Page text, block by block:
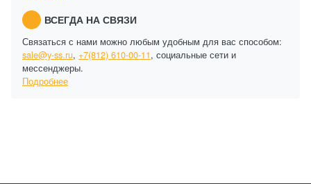
ВСЕГДА НА СВЯЗИ
Связаться с нами можно любым удобным для вас способом:
sale@y-ss.ru, +7(812) 610-00-11, социальные сети и
мессенджеры.
Подробнее